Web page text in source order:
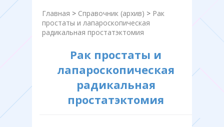
Главная > Справочник (архив) > Рак
простаты и лапароскопическая
радикальная простатэктомия
Рак простаты и
лапароскопическая
радикальная
простатэктомия